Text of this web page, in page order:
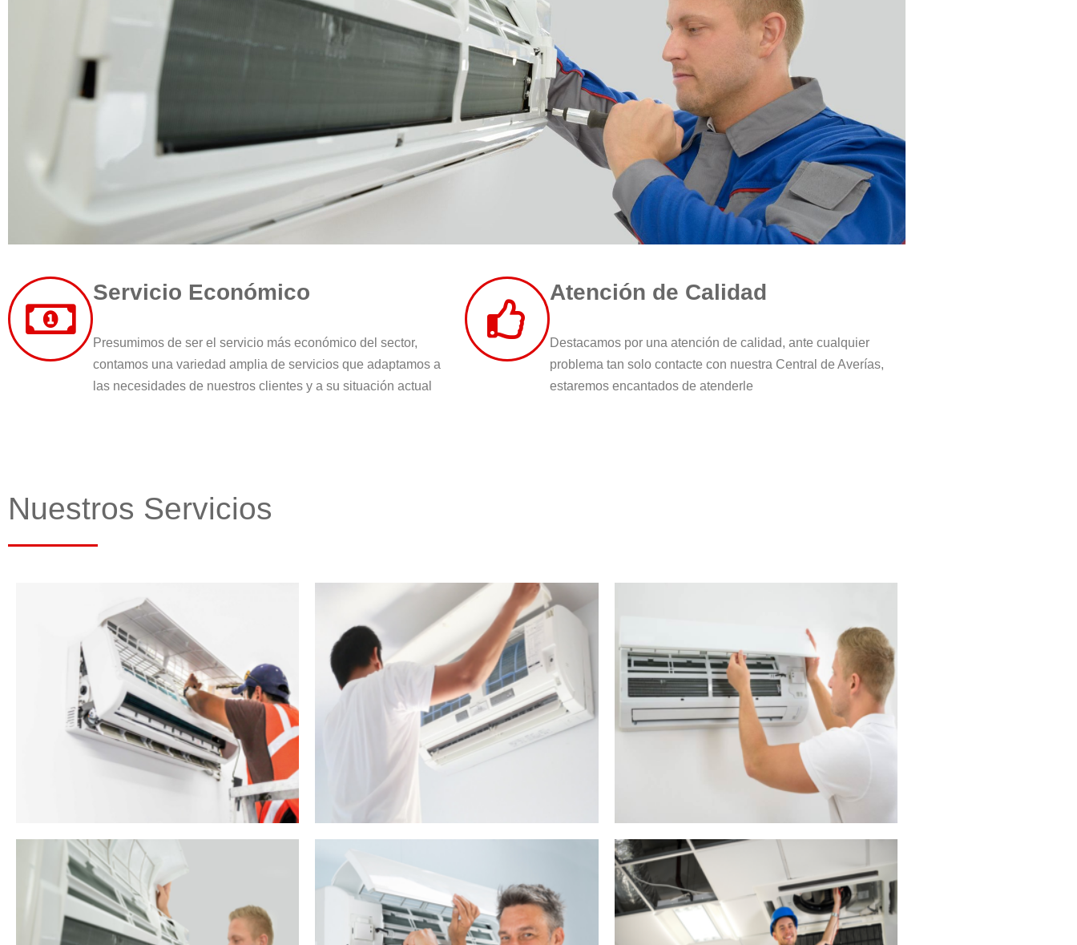
Servicio Económico
Presumimos de ser el servicio más económico del sector,
contamos una variedad amplia de servicios que adaptamos a
las necesidades de nuestros clientes y a su situación actual
Atención de Calidad
Destacamos por una atención de calidad, ante cualquier
problema tan solo contacte con nuestra Central de Averías,
estaremos encantados de atenderle
Nuestros Servicios